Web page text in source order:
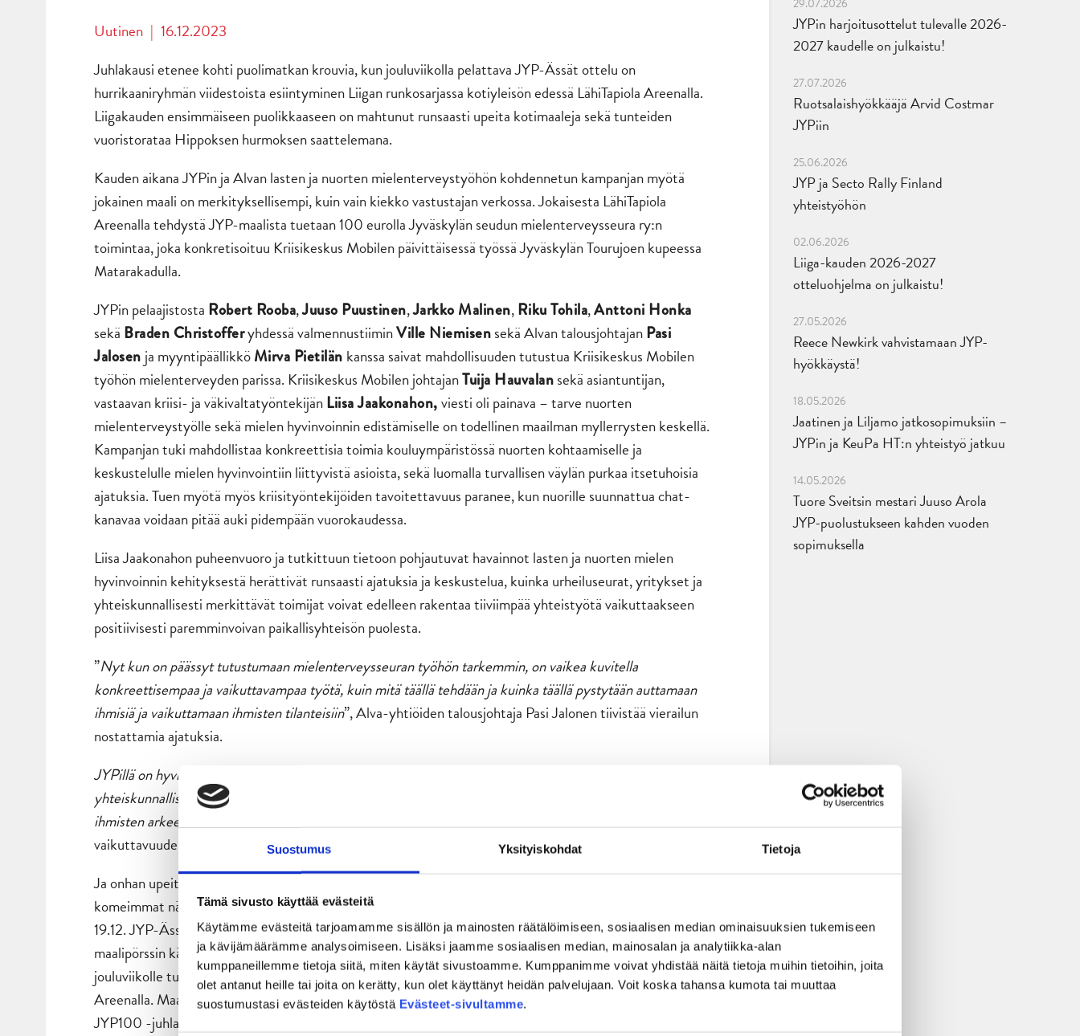
Suostumus Yksityiskohdat Tietoja
Tämä sivusto käyttää evästeitä
Käytämme evästeitä tarjoamamme sisällön ja mainosten räätälöimiseen, sosiaalisen median ominaisuuksien tukemiseen
ja kävijämäärämme analysoimiseen. Lisäksi jaamme sosiaalisen median, mainosalan ja analytiikka-alan
kumppaneillemme tietoja siitä, miten käytät sivustoamme. Kumppanimme voivat yhdistää näitä tietoja muihin tietoihin, joita
olet antanut heille tai joita on kerätty, kun olet käyttänyt heidän palvelujaan. Voit koska tahansa kumota tai muuttaa
suostumustasi evästeiden käytöstä Evästeet-sivultamme.
Uutinen | 16.12.2023
Juhlakausi etenee kohti puolimatkan krouvia, kun jouluviikolla pelattava JYP-Ässät ottelu on
hurrikaaniryhmän viidestoista esiintyminen Liigan runkosarjassa kotiyleisön edessä LähiTapiola Areenalla.
Liigakauden ensimmäiseen puolikkaaseen on mahtunut runsaasti upeita kotimaaleja sekä tunteiden
vuoristorataa Hippoksen hurmoksen saattelemana.
Kauden aikana JYPin ja Alvan lasten ja nuorten mielenterveystyöhön kohdennetun kampanjan myötä
jokainen maali on merkityksellisempi, kuin vain kiekko vastustajan verkossa. Jokaisesta LähiTapiola
Areenalla tehdystä JYP-maalista tuetaan 100 eurolla Jyväskylän seudun mielenterveysseura ry:n
toimintaa, joka konkretisoituu Kriisikeskus Mobilen päivittäisessä työssä Jyväskylän Tourujoen kupeessa
Matarakadulla.
JYPin pelaajistosta Robert Rooba,Juuso Puustinen,Jarkko Malinen,Riku Tohila,Anttoni Honka
sekä Braden Christofferyhdessä valmennustiiminVille Niemisensekä Alvan talousjohtajanPasi
Jalosen ja myyntipäällikköMirva Pietilän kanssa saivat mahdollisuuden tutustua Kriisikeskus Mobilen
työhön mielenterveyden parissa. Kriisikeskus Mobilen johtajanTuija Hauvalansekä asiantuntijan,
vastaavan kriisi- ja väkivaltatyöntekijänLiisa Jaakonahon,viesti oli painava – tarve nuorten
mielenterveystyölle sekä mielen hyvinvoinnin edistämiselle on todellinen maailman myllerrysten keskellä.
Kampanjan tuki mahdollistaa konkreettisia toimia kouluympäristössä nuorten kohtaamiselle ja
keskustelulle mielen hyvinvointiin liittyvistä asioista, sekä luomalla turvallisen väylän purkaa itsetuhoisia
ajatuksia. Tuen myötä myös kriisityöntekijöiden tavoitettavuus paranee, kun nuorille suunnattua chat-
kanavaa voidaan pitää auki pidempään vuorokaudessa.
Liisa Jaakonahon puheenvuoro ja tutkittuun tietoon pohjautuvat havainnot lasten ja nuorten mielen
hyvinvoinnin kehityksestä herättivät runsaasti ajatuksia ja keskustelua, kuinka urheiluseurat, yritykset ja
yhteiskunnallisesti merkittävät toimijat voivat edelleen rakentaa tiiviimpää yhteistyötä vaikuttaakseen
positiivisesti paremminvoivan paikallisyhteisön puolesta.
”Nyt kun on päässyt tutustumaan mielenterveysseuran työhön tarkemmin, on vaikea kuvitella
konkreettisempaa ja vaikuttavampaa työtä, kuin mitä täällä tehdään ja kuinka täällä pystytään auttamaan
ihmisiä ja vaikuttamaan ihmisten tilanteisiin”, Alva-yhtiöiden talousjohtaja Pasi Jalonen tiivistää vierailun
nostattamia ajatuksia.
JYPillä on hyvin paljon annettavaa tälle paikalliselle yhteisölle, ja siitä on saanut alkunsa tämä JYPin ja Alvan
yhteiskunnallisesti vaikuttava työ. Tämä on konkreettinen tapa tuoda maalinteon jaettua iloa myös niiden
ihmisten arkeen, jotka tukea eniten kaipaavat,Osmo Laitila JYPiltä kertaa miksi työ sosiaalisen
vaikuttavuuden parissa on tärkeää ja merkityksellistä.
Ja onhan upeita JYP-maaleja LähiTapiola Areenalla nähty syyskauden aikana yhteensä 34 kertaa ja
komeimmat näistä on koostettu oheiseen top 5 -maalit koosteeseen. Kotimaalipörssin kärkipaikan ennen
19.12. JYP-Ässät ottelua jakavat Juuso Puustinen ja Jerry Turkulainen kuudella osumallaan. Seuraavina
maalipörssin kärkeä jahtaavat Sami Niku neljällä maalilla ja Reid Gardiner kolmella täysosumalla. Yhteensä
jouluviikolle tultaessa 15 JYP-pelaajaa on onnistunut upottamaan kiekon vastustajan verkkoon LähiTapiola
Areenalla. Maalirikkaimpia pelejä syyskauden kuluessa ovat olleet 7-3 voitto SaiPasta syyskuussa sekä
JYP100 -juhlapeli KalPaa vastaan marraskuussa, joka päättyi lopulta JYPin 6-5 voittoon.
29.07.2026
JYPin harjoitusottelut tulevalle 2026-
2027 kaudelle on julkaistu!
27.07.2026
Ruotsalaishyökkääjä Arvid Costmar
JYPiin
25.06.2026
JYP ja Secto Rally Finland
yhteistyöhön
02.06.2026
Liiga-kauden 2026-2027
otteluohjelma on julkaistu!
27.05.2026
Reece Newkirk vahvistamaan JYP-
hyökkäystä!
18.05.2026
Jaatinen ja Liljamo jatkosopimuksiin –
JYPin ja KeuPa HT:n yhteistyö jatkuu
14.05.2026
Tuore Sveitsin mestari Juuso Arola
JYP-puolustukseen kahden vuoden
sopimuksella